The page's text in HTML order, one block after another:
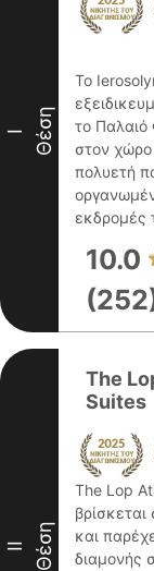
I Θέση
Το
το Παλαιό
στον χώρο
πολυετή
εκδρομές
10.0
II Θέση
The
Suites
The Lop
και
διαμονής